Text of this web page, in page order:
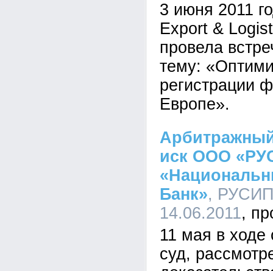
3 июня 2011
Export &
провела
тему:
регистрации
Европе».
иск ООО
Банк»,
14.06.2011
11 мая в ходе
суд,